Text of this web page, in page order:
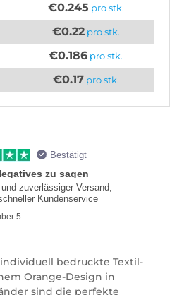
€0.245 pro stk.
€0.22pro stk.
€0.186 pro stk.
€0.17pro stk.
Bestätigt
zu sagen
zuverlässiger Versand,
Kundenservice
5
bedruckte Textil-
Orange-Design in
sind die perfekte